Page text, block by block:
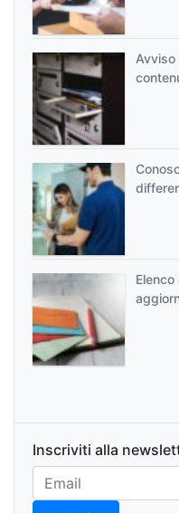
Avviso di giacenza: come identificare il
Conoscere l’avviso di cortesia:
Elenco codici raccomandate:
Inscriviti alla